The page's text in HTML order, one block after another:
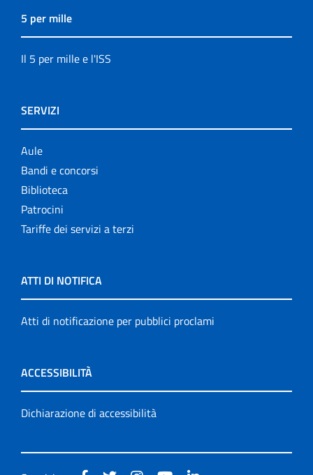
5 per mille
Il 5 per mille e l'ISS
SERVIZI
Aule
Bandi e concorsi
Biblioteca
Patrocini
Tariffe dei servizi a terzi
ATTI DI NOTIFICA
Atti di notificazione per pubblici proclami
ACCESSIBILITÀ
Dichiarazione di accessibilità